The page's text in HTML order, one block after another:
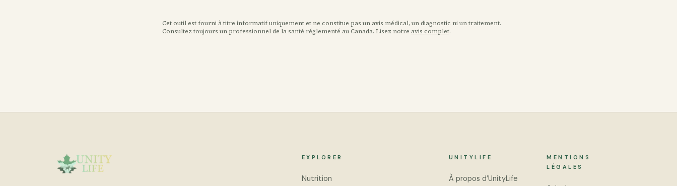
Cet outil est fourni à titre informatif uniquement et ne constitue pas un avis médical, un diagnostic ni un traitement.
Consultez toujours un professionnel de la santé réglementé au Canada. Lisez notre avis complet.
EXPLORER
Nutrition
UNITYLIFE
À propos d’UnityLife
MENTIONS
LÉGALES